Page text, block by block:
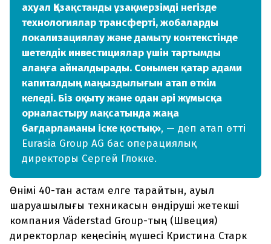
ахуал Қазақстанды ұзақмерзімді негізде
технологиялар трансферті, жобаларды
локализациялау және дамыту контекстінде
шетелдік инвестициялар үшін тартымды
алаңға айналдырады. Сонымен қатар адами
капиталдың маңыздылығын атап өткім
келеді. Біз оқыту және одан әрі жұмысқа
орналастыру мақсатында жаңа
бағдарламаны іске қостық», — деп атап өтті
Eurasia Group AG бас операциялық
директоры Сергей Глокке.
Өнімі 40-тан астам елге тарайтын, ауыл
шаруашылығы техникасын өндіруші жетекші
компания Väderstad Group-тың (Швеция)
директорлар кеңесінің мүшесі Кристина Старк